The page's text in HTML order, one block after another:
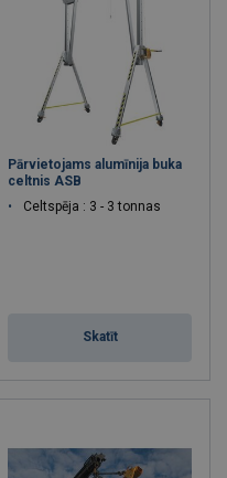
Pārvietojams alumīnija buka
celtnis ASB
Celtspēja : 3 - 3 tonnas
Skatīt